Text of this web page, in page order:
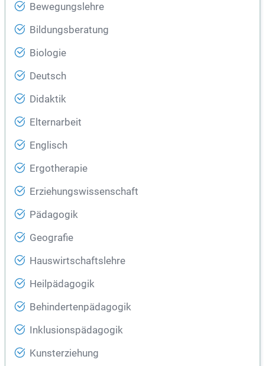
Bewegungslehre
Bildungsberatung
Biologie
Deutsch
Didaktik
Elternarbeit
Englisch
Ergotherapie
Erziehungswissenschaft
Pädagogik
Geografie
Hauswirtschaftslehre
Heilpädagogik
Behindertenpädagogik
Inklusionspädagogik
Kunsterziehung